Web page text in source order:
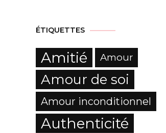
ÉTIQUETTES
Amitié Amour
Amour de soi
Amour inconditionnel
Authenticité